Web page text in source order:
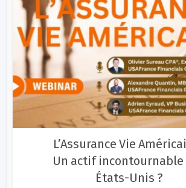
L’Assurance Vie
Un actif incontournable
États-Unis ?